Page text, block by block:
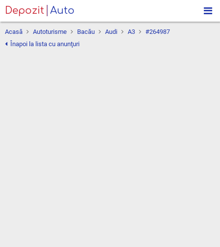
Depozit Auto
Acasă Autoturisme Bacău Audi A3
#264987
Înapoi la lista cu anunţuri